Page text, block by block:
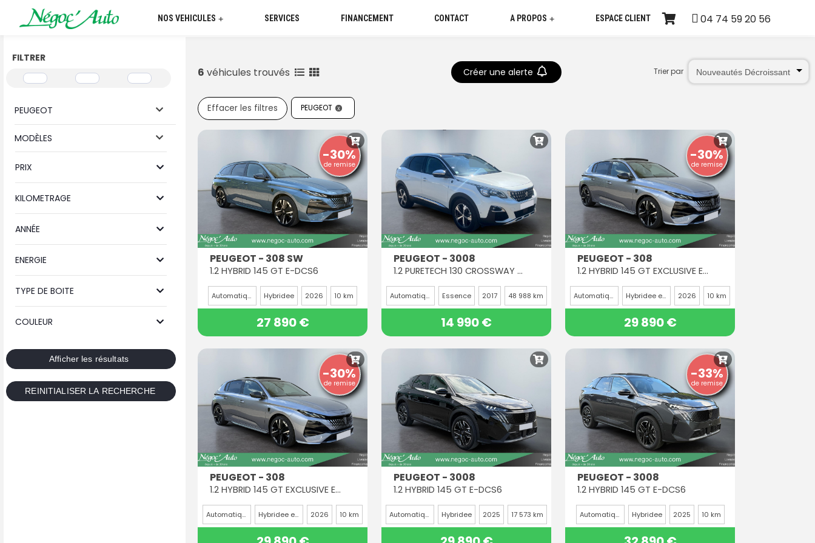
+
NOS VEHICULES SERVICES FINANCEMENT CONTACT +
A PROPOS ESPACE CLIENT 04 74 59 20 56
FILTRER
PEUGEOT
MODÈLES
PRIX
KILOMETRAGE
ANNÉE
ENERGIE
TYPE DE BOITE
COULEUR
6 véhicules trouvés Créer une alerte Trier par
PEUGEOT
Effacer les filtres
-30%
de remise
PEUGEOT - 308 SW
1.2 HYBRID 145 GT E-DCS6
Automatique Hybridee 2026 10 km
27 890 €
PEUGEOT - 3008
1.2 PURETECH 130 CROSSWAY EAT6
Automatique Essence 2017 48 988 km
14 990 €
-30%
de remise
PEUGEOT - 308
1.2 HYBRID 145 GT EXCLUSIVE E-DCS6
Automatique Hybridee essence 2026 10 km
29 890 €
-30%
de remise
PEUGEOT - 308
1.2 HYBRID 145 GT EXCLUSIVE E-DCS6
Automatique Hybridee essence 2026 10 km
PEUGEOT - 3008
1.2 HYBRID 145 GT E-DCS6
Automatique Hybridee 2025 17 573 km
-33%
de remise
PEUGEOT - 3008
1.2 HYBRID 145 GT E-DCS6
Automatique Hybridee 2025 10 km